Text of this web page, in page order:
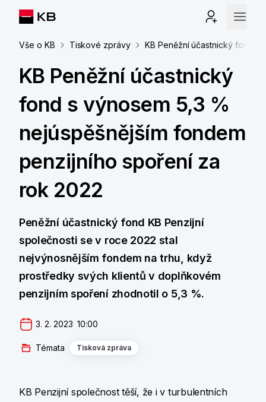
Vše o KB Tiskové zprávy KB Peněžní účastnický fond s
KB Peněžní účastnický
fond s výnosem 5,3 %
nejúspěšnějším fondem
penzijního spoření za
rok 2022
Peněžní účastnický fond KB Penzijní
společnosti se v roce 2022 stal
nejvýnosnějším fondem na trhu, když
prostředky svých klientů v doplňkovém
penzijním spoření zhodnotil o 5,3 %.
3. 2. 2023  10:00
Témata Tisková zpráva
KB Penzijní společnost těší, že i v turbulentních